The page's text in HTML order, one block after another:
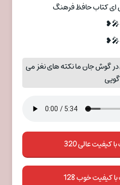
ای کتاب حافظ فرهنگ
🎤❥
🎤❥
گوش جان ما نکته های نغز می
گویی
کیفیت عالی 320
کیفیت خوب 128